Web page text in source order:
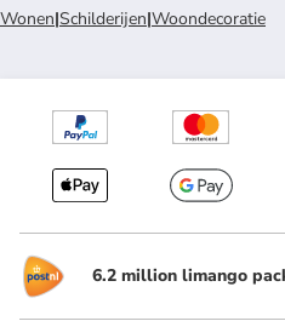
Wonen|Schilderijen|Woondecoratie
6.2 million limango